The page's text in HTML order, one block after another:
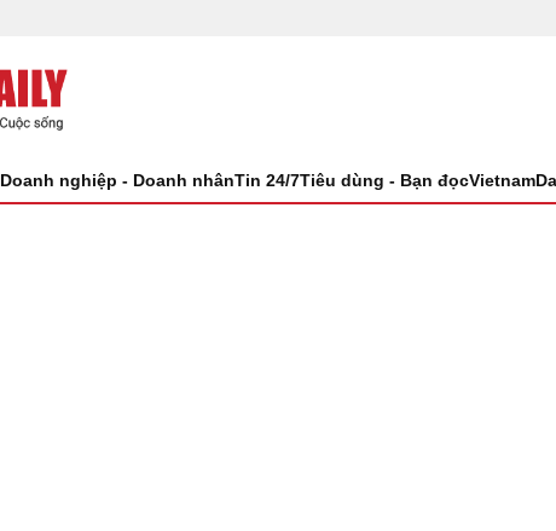
Doanh nghiệp - Doanh nhânTin 24/7Tiêu dùng - Bạn đọc